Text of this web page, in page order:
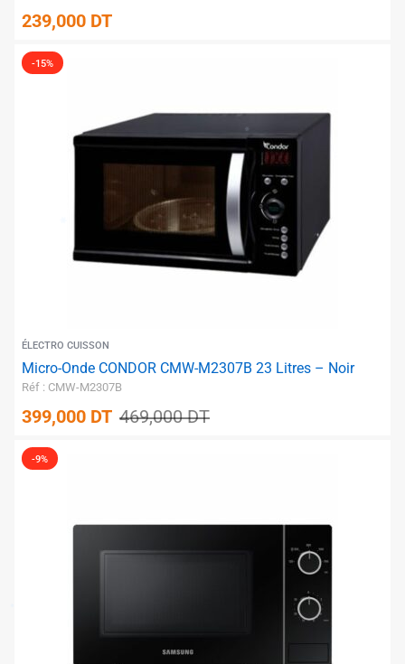
239,000 DT
-15%
ÉLECTRO CUISSON
Micro-Onde CONDOR CMW-M2307B 23 Litres – Noir
Réf : CMW-M2307B
399,000 DT 469,000DT
-9%